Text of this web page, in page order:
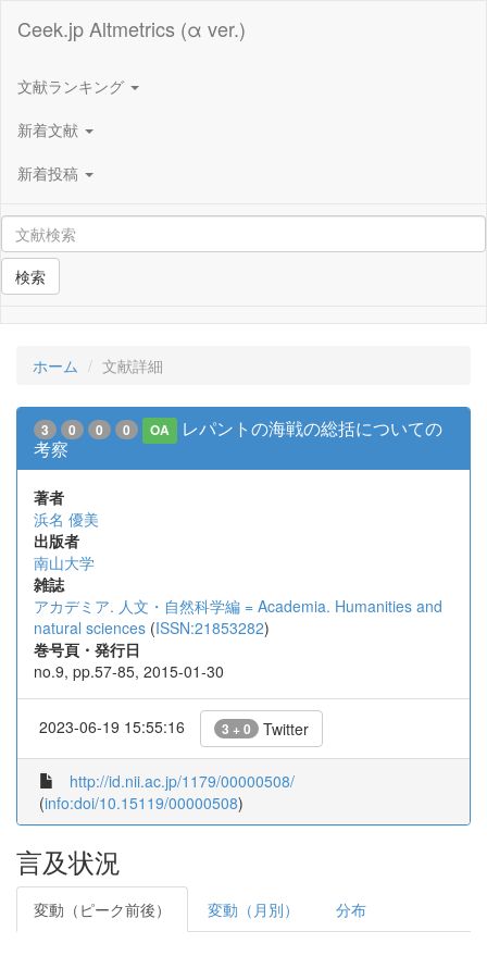
Ceek.jp Altmetrics (α ver.)
文献ランキング
新着文献
新着投稿
検索
ホーム 文献詳細
3 0 0 0 OA
レパントの海戦の総括についての
考察
著者
浜名 優美
出版者
南山大学
雑誌
アカデミア. 人文・自然科学編 = Academia. Humanities and
natural sciences (ISSN:21853282)
巻号頁・発行日
no.9, pp.57-85, 2015-01-30
2023-06-19 15:55:16 3 + 0 Twitter
http://id.nii.ac.jp/1179/00000508/
(info:doi/10.15119/00000508)
言及状況
変動（ピーク前後） 変動（月別） 分布